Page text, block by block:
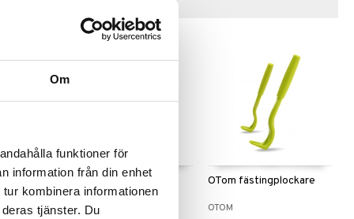
Om
funktioner för
information från din enhet
kombinera informationen
tjänster. Du
Vinkkejä sinulle
MyggA Stick DEET
MYGGA
OTom fästingplockare
OTOM